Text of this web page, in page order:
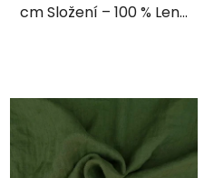
cm Složení – 100 % Len...